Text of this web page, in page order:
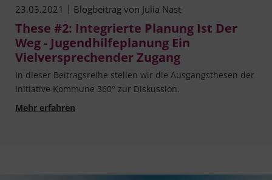
23.03.2021 | Blogbeitrag von Julia Nast
These #2: Integrierte Planung Ist Der
Weg - Jugendhilfeplanung Ein
Vielversprechender Zugang
In die­ser Bei­trags­rei­he stel­len wir die Aus­gangs­the­sen der
Initia­ti­ve Kom­mu­ne 360° zur Diskussion.
Mehr erfahrenThese #2: Integrierte Planung ist der Weg -